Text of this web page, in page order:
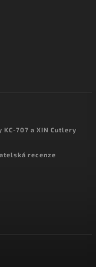
KC-707 a XIN Cutlery
recenze